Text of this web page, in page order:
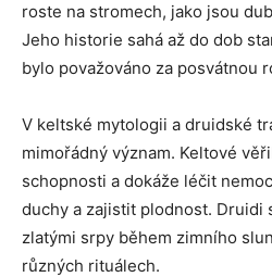
roste na stromech, jako jsou
Jeho historie sahá až do dob
bylo považováno za posvátnou
V keltské mytologii a druidské
mimořádný význam. Keltové
schopnosti a dokáže léčit
duchy a zajistit plodnost. Druidi
zlatými srpy během zimního
různých rituálech.